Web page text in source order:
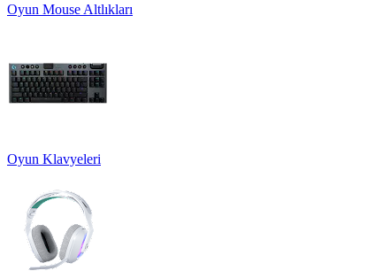
Oyun Mouse Altlıkları
Oyun Klavyeleri